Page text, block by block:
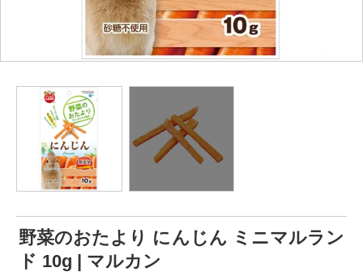
野菜のおたより にんじん ミニマルラン
ド 10g | マルカン